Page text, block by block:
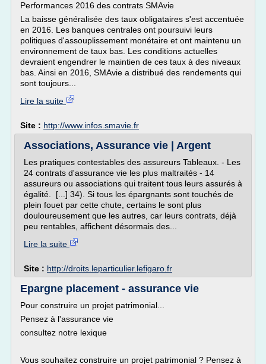
Performances 2016 des contrats SMAvie
La baisse généralisée des taux obligataires s'est accentuée
en 2016. Les banques centrales ont poursuivi leurs
politiques d'assouplissement monétaire et ont maintenu un
environnement de taux bas. Les conditions actuelles
devraient engendrer le maintien de ces taux à des niveaux
bas. Ainsi en 2016, SMAvie a distribué des rendements qui
sont toujours...
Lire la suite
Site : http://www.infos.smavie.fr
Associations, Assurance vie | Argent
Les pratiques contestables des assureurs Tableaux. - Les
24 contrats d'assurance vie les plus maltraités - 14
assureurs ou associations qui traitent tous leurs assurés à
égalité. [...] 34). Si tous les épargnants sont touchés de
plein fouet par cette chute, certains le sont plus
douloureusement que les autres, car leurs contrats, déjà
peu rentables, affichent désormais des...
Lire la suite
Site : http://droits.leparticulier.lefigaro.fr
Epargne placement - assurance vie
Pour construire un projet patrimonial...
Pensez à l'assurance vie
consultez notre lexique
Vous souhaitez construire un projet patrimonial ? Pensez à